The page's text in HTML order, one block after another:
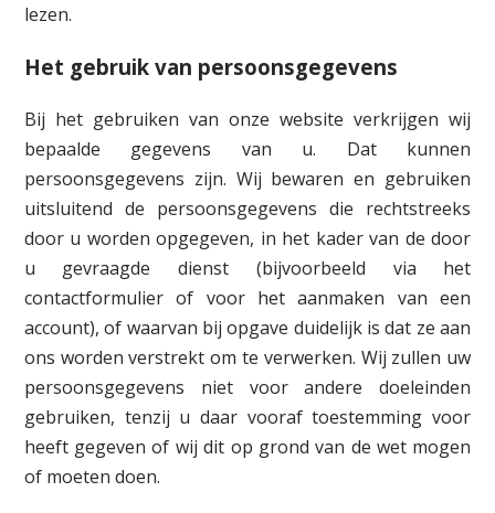
lezen.
Het gebruik van persoonsgegevens
Bij het gebruiken van onze website verkrijgen wij
bepaalde gegevens van u. Dat kunnen
persoonsgegevens zijn. Wij bewaren en gebruiken
uitsluitend de persoonsgegevens die rechtstreeks
door u worden opgegeven, in het kader van de door
u gevraagde dienst (bijvoorbeeld via het
contactformulier of voor het aanmaken van een
account), of waarvan bij opgave duidelijk is dat ze aan
ons worden verstrekt om te verwerken. Wij zullen uw
persoonsgegevens niet voor andere doeleinden
gebruiken, tenzij u daar vooraf toestemming voor
heeft gegeven of wij dit op grond van de wet mogen
of moeten doen.